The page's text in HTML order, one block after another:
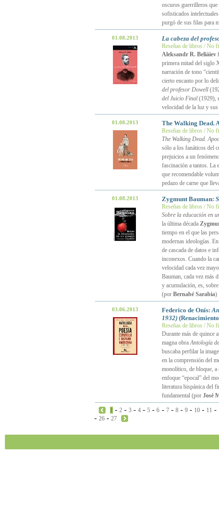
oscuros guerrilleros que
sofisticados
purgó de sus filas para
01.08.2013 La cabeza del
Reseñas de libros / No
Aleksandr R. Beliáiev
primera mitad del siglo
narración de tono
cierto encanto por lo
del profesor Dowell
del Juicio Final(1929),
velocidad de la luz y
01.08.2013 The Walking Dead.
Reseñas de libros / No
The Walking Dead.
sólo a los fanáticos del
prejuicios a un
fascinación a tantos. La
que recomendable
pedazo de carne que
01.08.2013 Zygmunt Bauman:
Reseñas de libros / No
Sobre la educación en
la última década
tiempo en el que las
modernas ideologías.
de cascada de datos e
inconexos. Cuando la
velocidad cada vez
Bauman, cada vez más
y acumulación, es,
(por Bernabé Sarabia)
03.06.2013 Federico de Onís:
1932)
Reseñas de libros / No
Durante más de quince
magna obraAntología
buscaba perfilar la
en la comprensión del
monolítico, de bloque, a
enfoque “epocal” del
literatura hispánica del
fundamental (por José
1 -2 -3 -4 -5 -6 - 7- 8- 9- 10- 11 -
- 26 - 27